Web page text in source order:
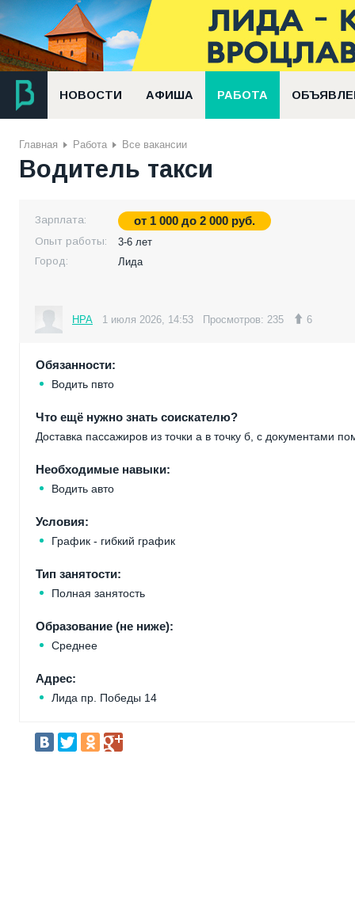
НОВОСТИ АФИША РАБОТА
Главная Работа Все вакансии
Водитель такси
Зарплата: от 1 000до 2 000руб.
Опыт работы:
3-6 лет
Город:
Лида
НРА 1 июля 2026, 14:53 Просмотров: 235 6
Обязанности:
Водить пвто
Что ещё нужно знать соискателю?
Доставка пассажиров из точки а в точку б, с документами
Необходимые навыки:
Водить авто
Условия:
График - гибкий график
Тип занятости:
Полная занятость
Образование (не ниже):
Среднее
Адрес:
Лида пр. Победы 14